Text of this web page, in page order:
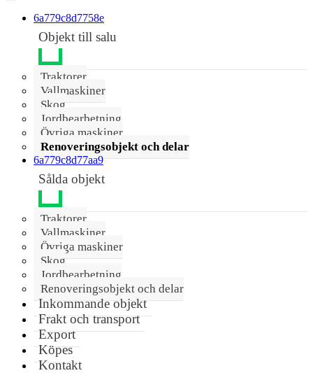
6a779c8d7758e
Objekt till salu
Traktorer
Vallmaskiner
Skog
Jordbearbetning
Övriga maskiner
Renoveringsobjekt och delar
6a779c8d77aa9
Sålda objekt
Traktorer
Vallmaskiner
Övriga maskiner
Skog
Jordbearbetning
Renoveringsobjekt och delar
Inkommande objekt
Frakt och transport
Export
Köpes
Kontakt